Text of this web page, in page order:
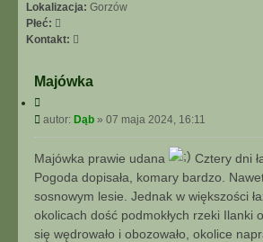
A
N
S
W
A
N
E
Lokalizacja: Gorzów
Płeć:
Kontakt:
n
a
k
s
i
ę
Majówka
y
j
P
o
t
autor: Dąb » 07 maja 2024, 16:11
Majówka prawie udana
Cztery dni
Pogoda dopisała, komary bardzo.
sosnowym lesie. Jednak w większości
okolicach dość podmokłych rzeki Ilanki
się wędrowało i obozowało, okolice